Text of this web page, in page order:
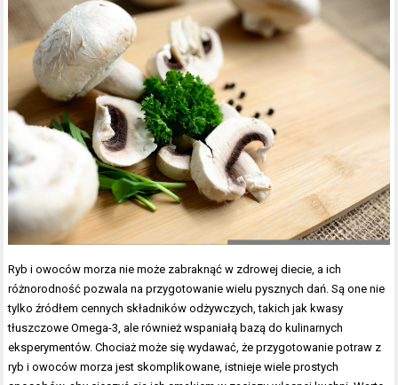
Ryb i owoców morza nie może zabraknąć w zdrowej diecie, a ich
różnorodność pozwala na przygotowanie wielu pysznych dań. Są one nie
tylko źródłem cennych składników odżywczych, takich jak kwasy
tłuszczowe Omega-3, ale również wspaniałą bazą do kulinarnych
eksperymentów. Chociaż może się wydawać, że przygotowanie potraw z
ryb i owoców morza jest skomplikowane, istnieje wiele prostych